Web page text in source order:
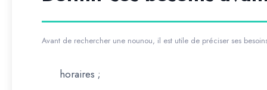
Avant de rechercher une nounou, il est utile de préciser ses
horaires ;